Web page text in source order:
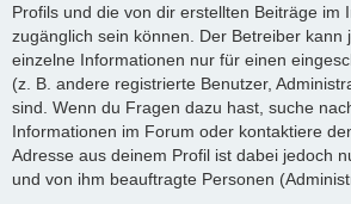
Profils und die von dir erstellten Beiträge im
zugänglich sein können. Der Betreiber kann
einzelne Informationen nur für einen
(z. B. andere registrierte Benutzer,
sind. Wenn du Fragen dazu hast, suche
Informationen im Forum oder kontaktiere
Adresse aus deinem Profil ist dabei jedoch
und von ihm beauftragte Personen